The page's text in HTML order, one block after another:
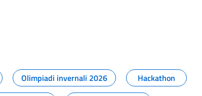
Olimpiadi invernali 2026
Hackathon